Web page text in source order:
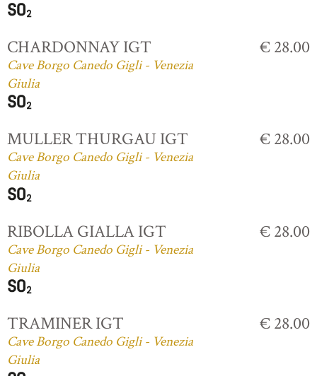
CHARDONNAY IGT
Cave Borgo Canedo Gigli - Venezia
Giulia
€ 28.00
MULLER THURGAU IGT
Cave Borgo Canedo Gigli - Venezia
Giulia
€ 28.00
RIBOLLA GIALLA IGT
Cave Borgo Canedo Gigli - Venezia
Giulia
€ 28.00
TRAMINER IGT
Cave Borgo Canedo Gigli - Venezia
Giulia
€ 28.00